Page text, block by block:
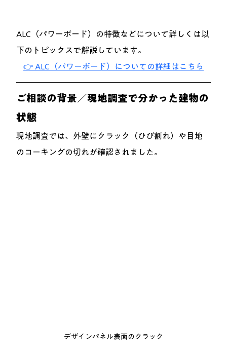
ALC（パワーボード）の特徴などについて詳しくは以
下のトピックスで解説しています。
👉 ALC（パワーボード）についての詳細はこちら
ご相談の背景／現地調査で分かった建物の
状態
現地調査では、外壁にクラック（ひび割れ）や目地
のコーキングの切れが確認されました。
デザインパネル表面のクラック